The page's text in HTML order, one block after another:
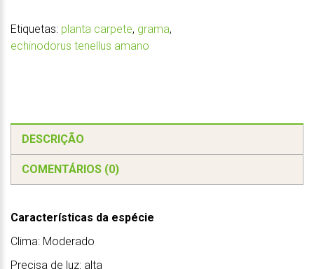
Etiquetas: planta carpete, grama,
echinodorus tenellus amano
DESCRIÇÃO
COMENTÁRIOS (0)
Características da espécie
Clima: Moderado
Precisa de luz: alta